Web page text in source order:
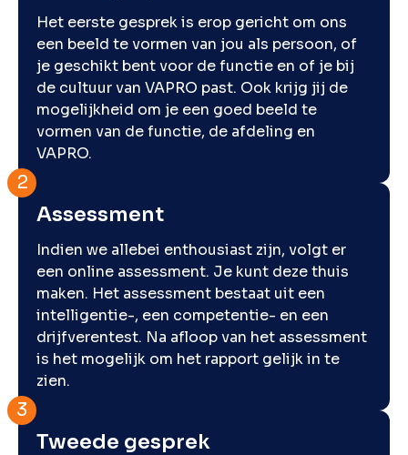
Het eerste gesprek is erop gericht om ons
een beeld te vormen van jou als persoon, of
je geschikt bent voor de functie en of je bij
de cultuur van VAPRO past. Ook krijg jij de
mogelijkheid om je een goed beeld te
vormen van de functie, de afdeling en
VAPRO.
Assessment
Indien we allebei enthousiast zijn, volgt er
een online assessment. Je kunt deze thuis
maken. Het assessment bestaat uit een
intelligentie-, een competentie- en een
drijfverentest. Na afloop van het assessment
is het mogelijk om het rapport gelijk in te
zien.
Tweede gesprek